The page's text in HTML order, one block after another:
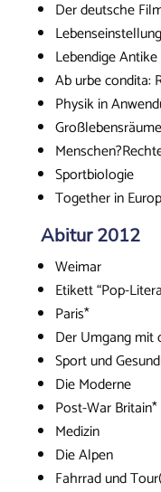
Der deutsche
Lebendige Antike
Ab urbe condita:
Physik in
Sportbiologie
Together in
Abitur 2012
Weimar
Etikett “Pop-
Paris*
Der Umgang mit
Sport und
Die Moderne
Post-War Britain*
Medizin
Die Alpen
Fahrrad und